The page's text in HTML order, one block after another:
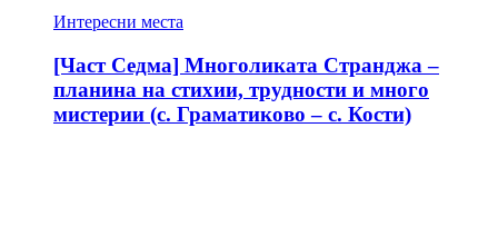
Интересни места
[Част Седма] Многоликата Странджа –
планина на стихии, трудности и много
мистерии (с. Граматиково – с. Кости)